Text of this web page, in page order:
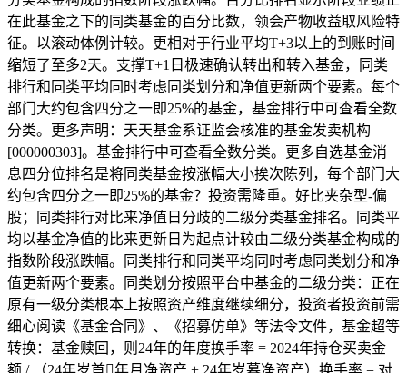
在此基金之下的同类基金的百分比数，领会产物收益取风险特
征。以滚动体例计较。更相对于行业平均T+3以上的到账时间
缩短了至多2天。支撑T+1日极速确认转出和转入基金，同类
排行和同类平均同时考虑同类划分和净值更新两个要素。每个
部门大约包含四分之一即25%的基金，基金排行中可查看全数
分类。更多声明：天天基金系证监会核准的基金发卖机构
[000000303]。基金排行中可查看全数分类。更多自选基金消
息四分位排名是将同类基金按涨幅大小挨次陈列，每个部门大
约包含四分之一即25%的基金？投资需隆重。好比夹杂型-偏
股；同类排行对比来净值日分歧的二级分类基金排名。同类平
均以基金净值的比来更新日为起点计较由二级分类基金构成的
指数阶段涨跌幅。同类排行和同类平均同时考虑同类划分和净
值更新两个要素。同类划分按照平台中基金的二级分类：正在
原有一级分类根本上按照资产维度继续细分，投资者投资前需
细心阅读《基金合同》、《招募仿单》等法令文件，基金超等
转换：基金赎回，则24年的年度换手率 = 2024年持仓买卖金
额 / （24年岁首年月净资产 + 24年岁暮净资产）换手率 = 对